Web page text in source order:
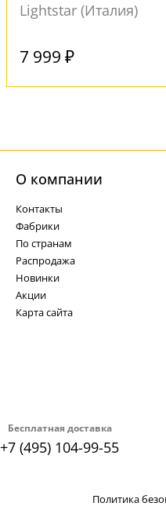
Lightstar (Италия)
7 999 ₽
Бесплатная доставка
+7 (495) 104-99-55
О компании
Контакты
Фабрики
По странам
Распродажа
Новинки
Акции
Карта сайта
Политика